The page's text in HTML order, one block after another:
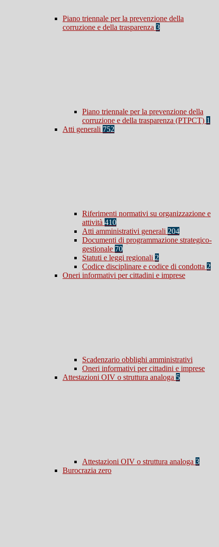
Piano triennale per la prevenzione della
corruzione e della trasparenza 3
Piano triennale per la prevenzione della
corruzione e della trasparenza (PTPCT) 1
Atti generali 752
Riferimenti normativi su organizzazione e
attività 410
Atti amministrativi generali 204
Documenti di programmazione strategico-
gestionale 70
Statuti e leggi regionali 2
Codice disciplinare e codice di condotta 2
Oneri informativi per cittadini e imprese
Scadenzario obblighi amministrativi
Oneri informativi per cittadini e imprese
Attestazioni OIV o struttura analoga 5
Attestazioni OIV o struttura analoga 3
Burocrazia zero